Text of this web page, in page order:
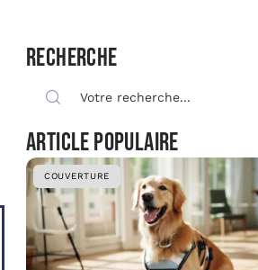
Recherche
Article populaire
COUVERTURE